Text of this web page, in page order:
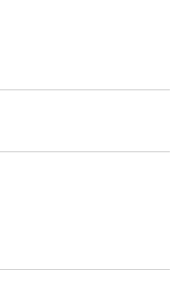
ートサイト